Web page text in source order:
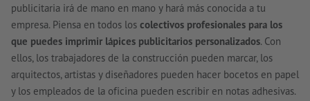
publicitaria irá de mano en mano y hará más conocida a tu
empresa. Piensa en todos los colectivos profesionales para los
que puedes imprimir lápices publicitarios personalizados. Con
ellos, los trabajadores de la construcción pueden marcar, los
arquitectos, artistas y diseñadores pueden hacer bocetos en papel
y los empleados de la oficina pueden escribir en notas adhesivas.